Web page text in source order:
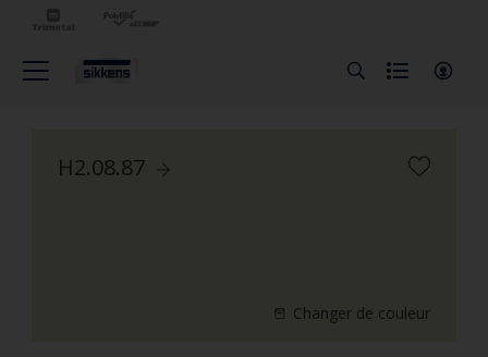
H2.08.87
Changer de couleur